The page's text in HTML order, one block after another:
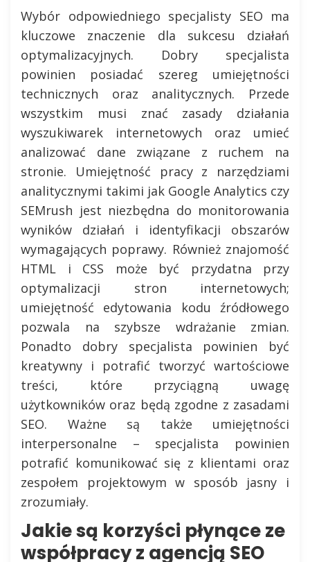
Wybór odpowiedniego specjalisty SEO ma
kluczowe znaczenie dla sukcesu działań
optymalizacyjnych. Dobry specjalista
powinien posiadać szereg umiejętności
technicznych oraz analitycznych. Przede
wszystkim musi znać zasady działania
wyszukiwarek internetowych oraz umieć
analizować dane związane z ruchem na
stronie. Umiejętność pracy z narzędziami
analitycznymi takimi jak Google Analytics czy
SEMrush jest niezbędna do monitorowania
wyników działań i identyfikacji obszarów
wymagających poprawy. Również znajomość
HTML i CSS może być przydatna przy
optymalizacji stron internetowych;
umiejętność edytowania kodu źródłowego
pozwala na szybsze wdrażanie zmian.
Ponadto dobry specjalista powinien być
kreatywny i potrafić tworzyć wartościowe
treści, które przyciągną uwagę
użytkowników oraz będą zgodne z zasadami
SEO. Ważne są także umiejętności
interpersonalne – specjalista powinien
potrafić komunikować się z klientami oraz
zespołem projektowym w sposób jasny i
zrozumiały.
Jakie są korzyści płynące ze
współpracy z agencją SEO